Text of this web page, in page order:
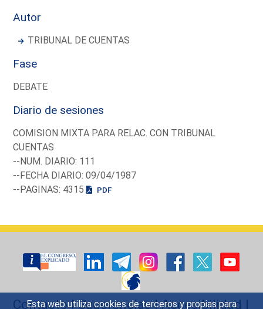
Esta web utiliza cookies de terceros y propias para
Autor
TRIBUNAL DE CUENTAS
Fase
DEBATE
Diario de sesiones
COMISION MIXTA PARA RELAC. CON TRIBUNAL
CUENTAS
--NUM. DIARIO: 111
--FECHA DIARIO: 09/04/1987
--PAGINAS: 4315
PDF
Contacto|Sugerencias|Accesibilidad |